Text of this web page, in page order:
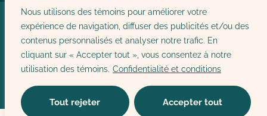
Nous utilisons des témoins pour améliorer votre
expérience de navigation, diffuser des publicités et/ou des
contenus personnalisés et analyser notre trafic. En
cliquant sur « Accepter tout », vous consentez à notre
utilisation des témoins. Confidentialité et conditions
Tout rejeter Accepter tout
© Fondation de l’Ermitage,
Tous droits réservés 2025.
La Fondation
Pourquoi donner
Contact
Comment donner